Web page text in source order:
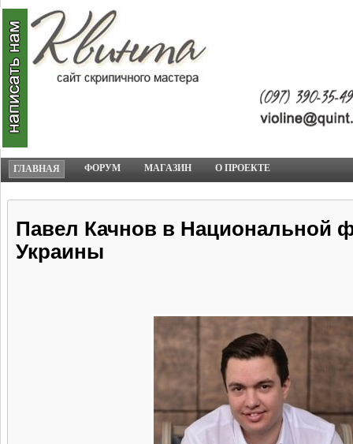
ГЛАВНАЯ ФОРУМ МАГАЗИН О ПРОЕКТЕ
Павел Качнов в Национальной
Украины